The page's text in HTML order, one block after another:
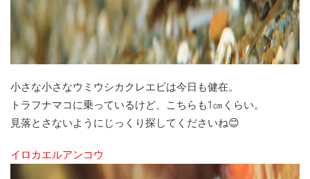
小さな小さなウミウシカクレエビは今日も健在。
トラフナマコに乗っているけど、こちらも1㎝くらい。
見落とさないようにじっくり探してくださいね😊
イロカエルアンコウ